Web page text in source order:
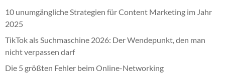
10 unumgängliche Strategien für Content Marketing im Jahr
2025
TikTok als Suchmaschine 2026: Der Wendepunkt, den man
nicht verpassen darf
Die 5 größten Fehler beim Online-Networking